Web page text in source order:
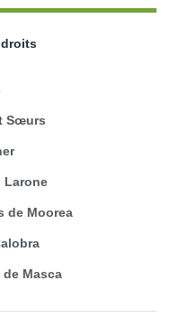
Sœurs
Larone
de Moorea
Masca